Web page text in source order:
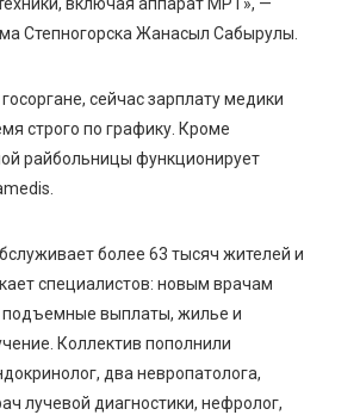
включая аппарат МРТ», —
Степногорска Жанасыл Сабырулы.
сейчас зарплату медики
строго по графику. Кроме
райбольницы функционирует
более 63 тысяч жителей и
специалистов: новым врачам
выплаты, жилье и
Коллектив пополнили
два невропатолога,
лучевой диагностики, нефролог,